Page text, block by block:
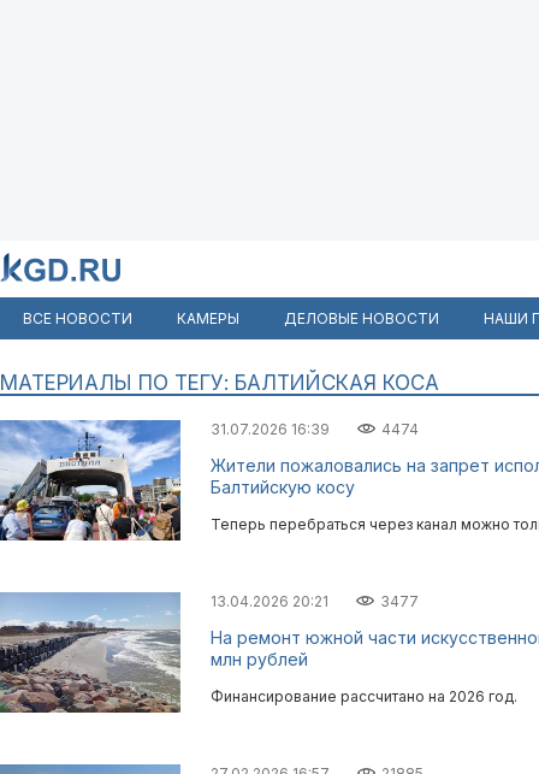
ВСЕ НОВОСТИ КАМЕРЫ ДЕЛОВЫЕ НОВОСТИ НАШИ
МАТЕРИАЛЫ ПО ТЕГУ: БАЛТИЙСКАЯ КОСА
31.07.2026 16:39 4474
Жители пожаловались на запрет
Балтийскую косу
Теперь перебраться через канал можно
13.04.2026 20:21 3477
На ремонт южной части
млн рублей
Финансирование рассчитано на 2026 год.